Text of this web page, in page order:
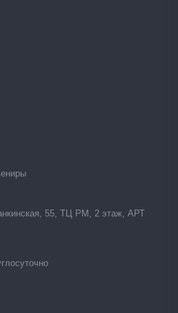
55, ТЦ РМ, 2 этаж, АРТ